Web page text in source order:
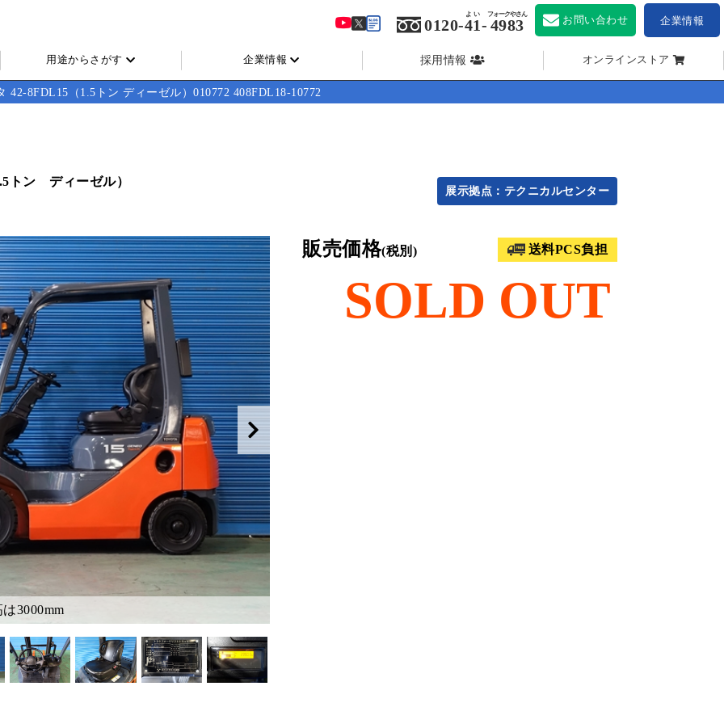
用途からさがす 企業情報 採用情報 オンラインストア
0120-41
よい
- 4983
フォークやさん お問い合わせ 企業情報
42-8FDL15（1.5トン ディーゼル）010772 408FDL18-10772
トン ディーゼル）
展示拠点：テクニカルセンター
3000mm
販売価格(税別) 送料PCS負担
SOLD OUT